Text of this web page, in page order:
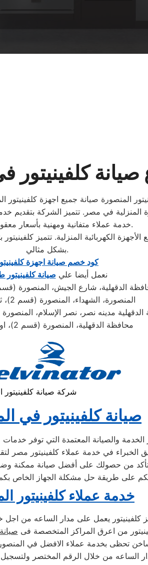
كلفينيتور
المنصورة صيانة جميع اجهزة كلفينيتور
المنزلية في مصر. تتميز الشركة بتقديم
خدمة عملاء متفانية ومهنية بأسعار معقولة ومنافسة.
الكهربائية المنزلية. تتميز
بشكل مثالي.
كود خصم صيانة اجهزة
نعمل أيضا علي صيانة كلفينيتور
الدقهلية، شارع الجيش، المنصورة (قسم 2)، ثان
المنصورة، الشهداء، المنصورة (قسم 2)، ثان المنصورة
مدينه نصر، نصر الإسلام، المنصورة (قسم 2)، ثان
محافظة الدقهلية، المنصورة (قسم 2)، اول المنصورة
شركة صيانة كلفينيتور
صيانة كلفينيتور في
والصيانة المعتمدة التي توفر
من حصولك على أفضل صيانة ممكنة
على طريقة حل مشكلة الجهاز الخاص بكم
خدمة عملاء كلفينيتور
كلفينيتور يعمل على مدار الساعه من اجل
من اعرق المراكز المتخصصة فى
تحظى بخدمة عملاء الافضل في
الساعه من خلال الرقم المختصر ولتسجيل